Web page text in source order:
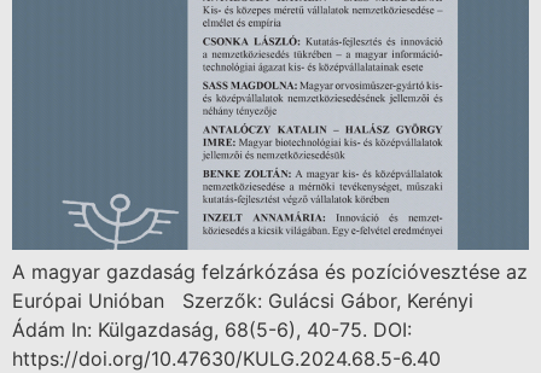
A magyar gazdaság felzárkózása és pozícióvesztése az
Európai Unióban Szerzők: Gulácsi Gábor, Kerényi
Ádám In: Külgazdaság, 68(5-6), 40-75. DOI:
https://doi.org/10.47630/KULG.2024.68.5-6.40